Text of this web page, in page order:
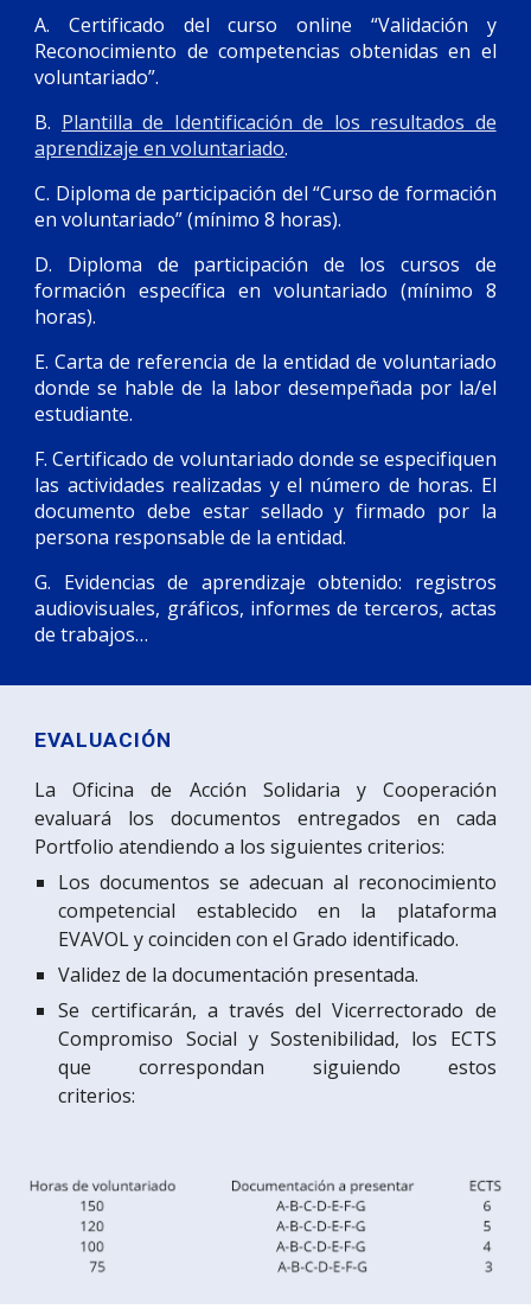
A. Certificado del curso online “Validación y
Reconocimiento de competencias obtenidas en el
voluntariado”.
B. Plantilla de Identificación de los resultados de
aprendizaje en voluntariado.
C. Diploma de participación del “Curso de formación
en voluntariado” (mínimo 8 horas).
D. Diploma de participación de los cursos de
formación específica en voluntariado (mínimo 8
horas).
E. Carta de referencia de la entidad de voluntariado
donde se hable de la labor desempeñada por la/el
estudiante.
F. Certificado de voluntariado donde se especifiquen
las actividades realizadas y el número de horas. El
documento debe estar sellado y firmado por la
persona responsable de la entidad.
G. Evidencias de aprendizaje obtenido: registros
audiovisuales, gráficos, informes de terceros, actas
de trabajos…
EVALUACIÓN
La Oficina de Acción Solidaria y Cooperación
evaluará los documentos entregados en cada
Portfolio atendiendo a los siguientes criterios:
Los documentos se adecuan al reconocimiento
competencial establecido en la plataforma
EVAVOL y coinciden con el Grado identificado.
Validez de la documentación presentada.
Se certificarán, a través del Vicerrectorado de
Compromiso Social y Sostenibilidad, los ECTS
que correspondan siguiendo estos
criterios: